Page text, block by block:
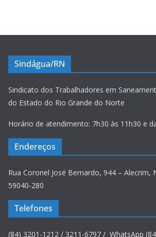
Sindágua/RN
Sindicato dos Trabalhadores em
do Estado do Rio Grande do Norte
Horário de atendimento: 7h30 às 11h30 e
Endereços
Rua Coronel José Bernardo, 944 – Alecrim,
59040-280
Telefones
(84) 3201-1212 / 3211-6797 / WhatsApp